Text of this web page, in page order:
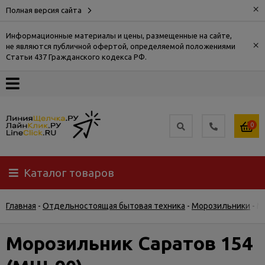
Полная версия сайта ×
Информационные материалы и цены, размещенные на сайте,
не являются публичной офертой, определяемой положениями
Статьи 437 Гражданского кодекса РФ.
×
О
Доставка
Самовывоз
Гарантия
0
Каталог товаров
Главная - Отдельностоящая бытовая техника - Морозильники -
Морозильник Саратов 154